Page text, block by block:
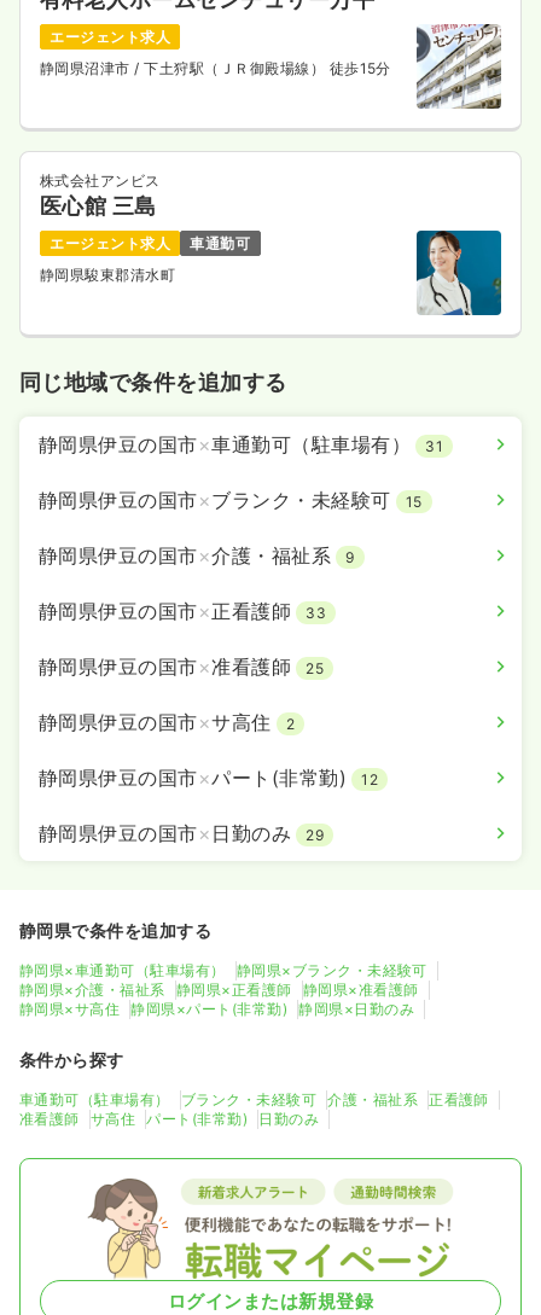
エージェント求人
静岡県沼津市 / 下土狩駅（ＪＲ御殿場線） 徒歩15分
株式会社アンビス
医心館 三島
エージェント求人
車通勤可
静岡県駿東郡清水町
同じ地域で条件を追加する
静岡県伊豆の国市×車通勤可（駐車場有） 31
静岡県伊豆の国市×ブランク・未経験可 15
静岡県伊豆の国市×介護・福祉系 9
静岡県伊豆の国市×正看護師 33
静岡県伊豆の国市×准看護師 25
静岡県伊豆の国市×サ高住 2
静岡県伊豆の国市×パート(非常勤) 12
静岡県伊豆の国市× 日勤のみ 29
静岡県で条件を追加する
静岡県×車通勤可（駐車場有）
静岡県×ブランク・未経験可
静岡県×介護・福祉系
静岡県×正看護師
静岡県×准看護師
静岡県×サ高住
静岡県×パート(非常勤) 静岡県×日勤のみ
条件から探す
車通勤可（駐車場有） ブランク・未経験可 介護・福祉系
正看護師
准看護師
サ高住 パート(非常勤) 日勤のみ
ログインまたは新規登録